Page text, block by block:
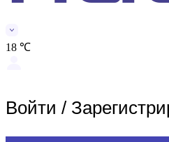
18 ℃
Войти /